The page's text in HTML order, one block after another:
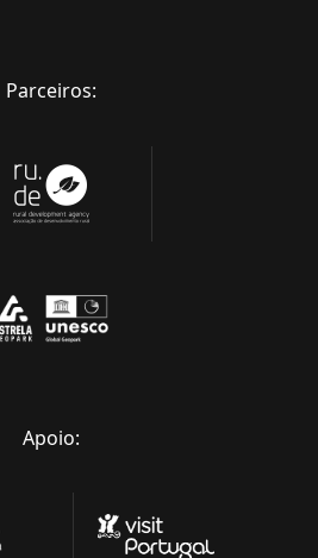
Parceiros:
Apoio: